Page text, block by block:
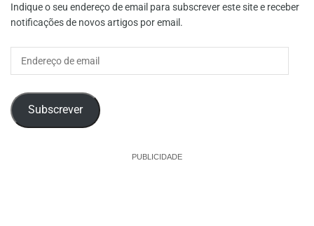
Indique o seu endereço de email para subscrever este site e receber
notificações de novos artigos por email.
Subscrever
PUBLICIDADE